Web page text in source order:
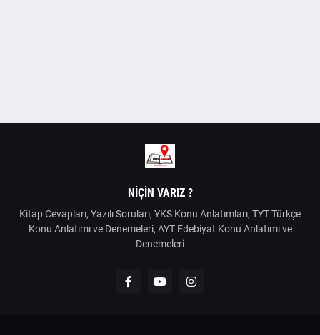
NIÇIN VARIZ ?
Kitap Cevapları, Yazılı Soruları, YKS Konu Anlatımları, TYT Türkçe
Konu Anlatımı ve Denemeleri, AYT Edebiyat Konu Anlatımı ve
Denemeleri